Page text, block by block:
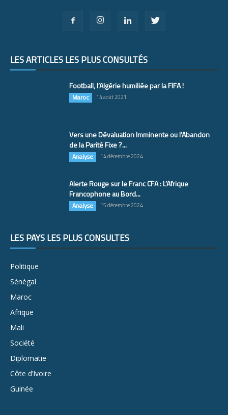
LES ARTICLES LES PLUS CONSULTÉS
Football, l’Algérie humiliée par la FIFA !
Maroc 14 août 2021
Vers une Dévaluation Imminente ou l’Abandon
de la Parité Fixe ?...
Analyse 14 décembre 2024
Alerte Rouge sur le Franc CFA : L’Afrique
Francophone au Bord...
Analyse 15 décembre 2024
LES PAYS LES PLUS CONSULTÉS
Politique
Sénégal
Maroc
Afrique
Mali
Société
Diplomatie
Côte d’Ivoire
Guinée